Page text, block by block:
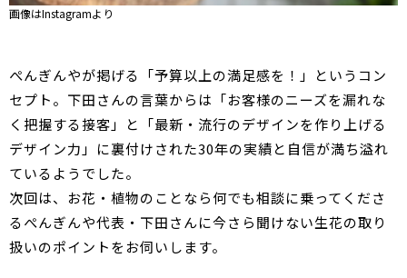
画像はInstagramより
ぺんぎんやが掲げる「予算以上の満足感を！」というコン
セプト。下田さんの言葉からは「お客様のニーズを漏れな
く把握する接客」と「最新・流行のデザインを作り上げる
デザイン力」に裏付けされた30年の実績と自信が満ち溢れ
ているようでした。
次回は、お花・植物のことなら何でも相談に乗ってくださ
るぺんぎんや代表・下田さんに今さら聞けない生花の取り
扱いのポイントをお伺いします。